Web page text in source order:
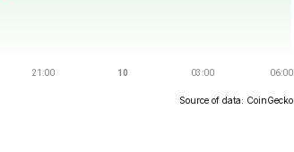
Source of data: CoinGecko